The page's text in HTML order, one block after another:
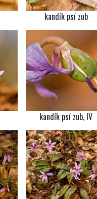
kandík psí zub
kandík psí zub, IV